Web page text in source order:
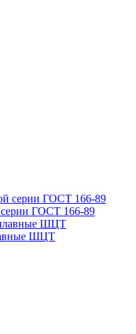
ГОСТ 166-89
ШЦТ